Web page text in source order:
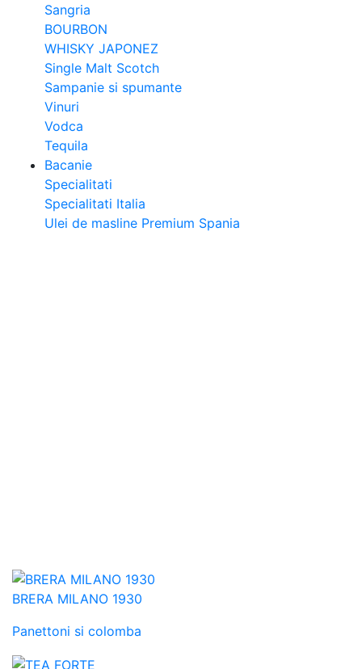
Sangria
BOURBON
WHISKY JAPONEZ
Single Malt Scotch
Sampanie si spumante
Vinuri
Vodca
Tequila
Bacanie
Specialitati
Specialitati Italia
Ulei de masline Premium Spania
BRERA MILANO 1930
Panettoni si colomba